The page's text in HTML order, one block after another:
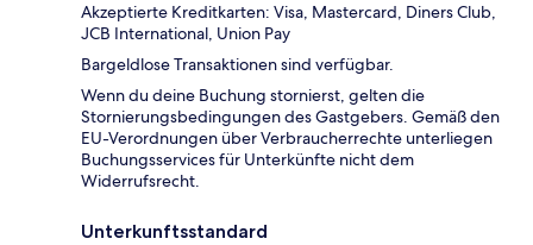
Akzeptierte Kreditkarten: Visa, Mastercard, Diners Club,
JCB International, Union Pay
Bargeldlose Transaktionen sind verfügbar.
Wenn du deine Buchung stornierst, gelten die
Stornierungsbedingungen des Gastgebers. Gemäß den
EU-Verordnungen über Verbraucherrechte unterliegen
Buchungsservices für Unterkünfte nicht dem
Widerrufsrecht.
Unterkunftsstandard